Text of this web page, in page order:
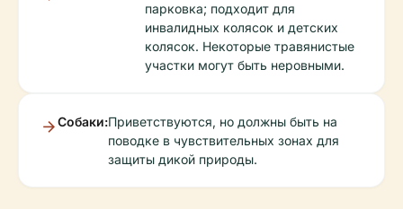
парковка; подходит для
инвалидных колясок и детских
колясок. Некоторые травянистые
участки могут быть неровными.
Собаки:Приветствуются, но должны быть на
поводке в чувствительных зонах для
защиты дикой природы.